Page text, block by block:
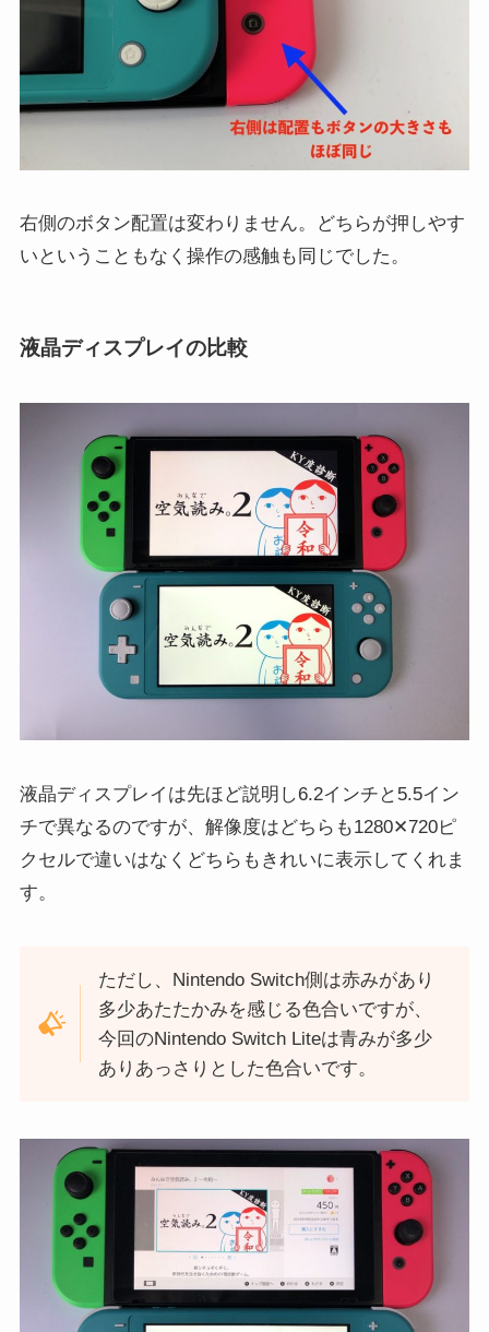
右側のボタン配置は変わりません。どちらが押しやす
いということもなく操作の感触も同じでした。
液晶ディスプレイの比較
液晶ディスプレイは先ほど説明し6.2インチと5.5イン
チで異なるのですが、解像度はどちらも1280✕720ピ
クセルで違いはなくどちらもきれいに表示してくれま
す。
ただし、Nintendo Switch側は赤みがあり
多少あたたかみを感じる色合いですが、
今回のNintendo Switch Liteは青みが多少
ありあっさりとした色合いです。